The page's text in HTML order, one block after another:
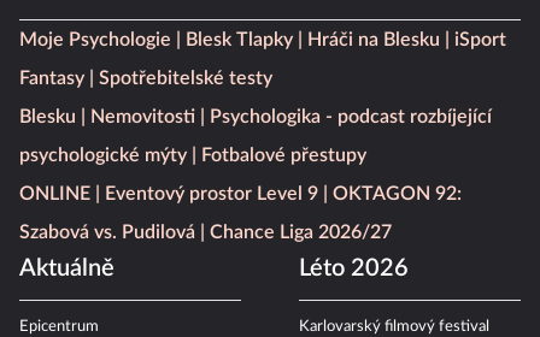
Moje Psychologie Blesk Tlapky Hráči na Blesku
iSport
Fantasy
Spotřebitelské testy
Blesku
Nemovitosti
Psychologika - podcast rozbíjející
psychologické mýty
Fotbalové přestupy
ONLINE
Eventový prostor Level 9
OKTAGON 92:
Szabová vs. Pudilová
Chance Liga 2026/27
Aktuálně
Epicentrum
Léto 2026
Karlovarský filmový festival